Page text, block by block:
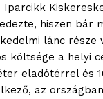
Iparcikk
hiszen bár
lánc része
költsége a helyi
eladótérrel és
az